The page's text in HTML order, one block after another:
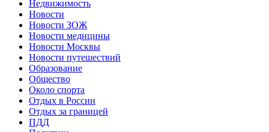
Недвижимость
Новости
Новости ЗОЖ
Новости медицины
Новости Москвы
Новости путешествий
Образование
Общество
Около спорта
Отдых в России
Отдых за границей
ПДД